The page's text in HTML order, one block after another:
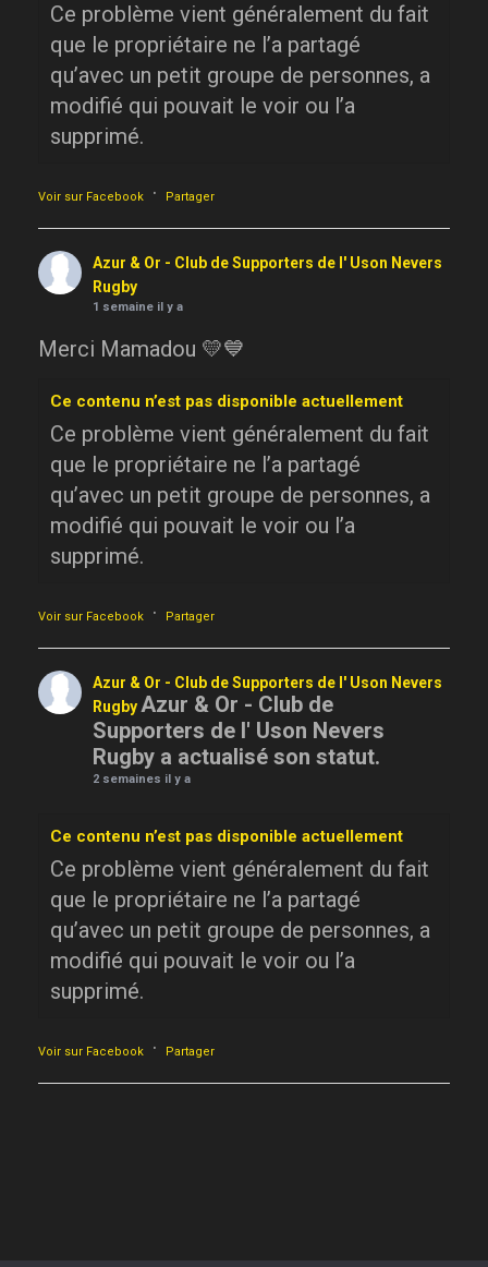
Ce problème vient généralement du fait
que le propriétaire ne l’a partagé
qu’avec un petit groupe de personnes, a
modifié qui pouvait le voir ou l’a
supprimé.
Voir sur Facebook · Partager
Azur & Or - Club de Supporters de l' Uson Nevers
Rugby
1 semaine il y a
Merci Mamadou 💛💙
Ce contenu n’est pas disponible actuellement
Ce problème vient généralement du fait
que le propriétaire ne l’a partagé
qu’avec un petit groupe de personnes, a
modifié qui pouvait le voir ou l’a
supprimé.
Voir sur Facebook · Partager
Azur & Or - Club de Supporters de l' Uson Nevers
RugbyAzur & Or - Club de
Supporters de l' Uson Nevers
Rugby a actualisé son statut.
2 semaines il y a
Ce contenu n’est pas disponible actuellement
Ce problème vient généralement du fait
que le propriétaire ne l’a partagé
qu’avec un petit groupe de personnes, a
modifié qui pouvait le voir ou l’a
supprimé.
Voir sur Facebook · Partager